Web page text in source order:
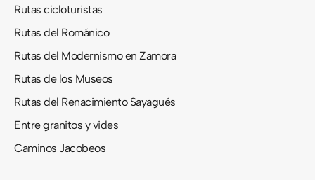
Rutas cicloturistas
Rutas del Románico
Rutas del Modernismo en Zamora
Rutas de los Museos
Rutas del Renacimiento Sayagués
Entre granitos y vides
Caminos Jacobeos